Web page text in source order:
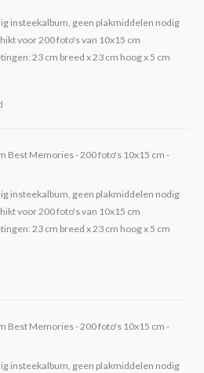
insteekalbum, geen plakmiddelen nodig
voor 200 foto's van 10x15 cm
23 cm breed x 23 cm hoog x 5 cm
Best Memories - 200 foto's 10x15 cm -
insteekalbum, geen plakmiddelen nodig
voor 200 foto's van 10x15 cm
23 cm breed x 23 cm hoog x 5 cm
Best Memories - 200 foto's 10x15 cm -
insteekalbum, geen plakmiddelen nodig